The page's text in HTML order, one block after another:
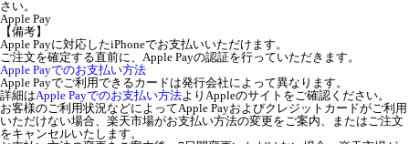
さい。
Apple Pay
【備考】
Apple Payに対応したiPhoneでお支払いいただけます。
ご注文を確定する直前に、Apple Payの認証を行っていただきます。
Apple Payでのお支払い方法
Apple Payでご利用できるカードは発行会社によって異なります。
詳細はApple Payでのお支払い方法よりAppleのサイトをご確認ください。
お客様のご利用状況などによってApple Payおよびクレジットカードがご利用
いただけない場合、楽天市場がお支払い方法の変更をご案内、またはご注文
をキャンセルいたします。